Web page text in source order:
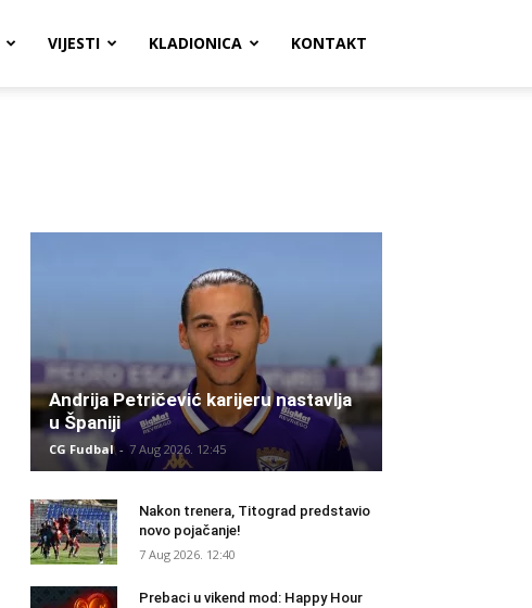
VIJESTI KLADIONICA KONTAKT
Andrija Petričević karijeru nastavlja
u Španiji
CG Fudbal - 7 Aug 2026. 12:45
Nakon trenera, Titograd predstavio
novo pojačanje!
7 Aug 2026. 12:40
Prebaci u vikend mod: Happy Hour